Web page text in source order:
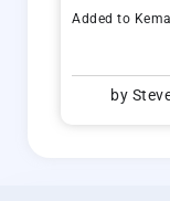
Added to
by